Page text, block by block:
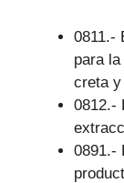
0811.-
para
creta
0812.-
0891.-